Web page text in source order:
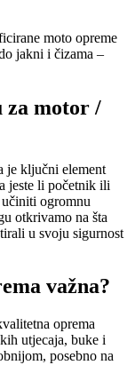
moto opreme
jakni i čizama –
za motor /
je ključni element
jeste li početnik ili
ogromnu
otkrivamo na šta
u svoju sigurnost
važna?
oprema
utjecaja, buke i
posebno na